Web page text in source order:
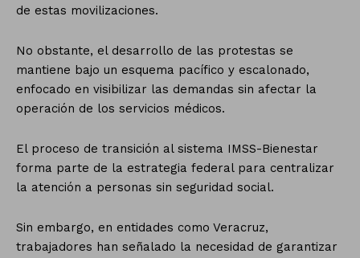
de estas movilizaciones.
No obstante, el desarrollo de las protestas se
mantiene bajo un esquema pacífico y escalonado,
enfocado en visibilizar las demandas sin afectar la
operación de los servicios médicos.
El proceso de transición al sistema IMSS-Bienestar
forma parte de la estrategia federal para centralizar
la atención a personas sin seguridad social.
Sin embargo, en entidades como Veracruz,
trabajadores han señalado la necesidad de garantizar